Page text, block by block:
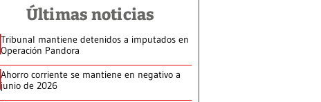
Últimas noticias
Tribunal mantiene detenidos a imputados en
Operación Pandora
Ahorro corriente se mantiene en negativo a
junio de 2026